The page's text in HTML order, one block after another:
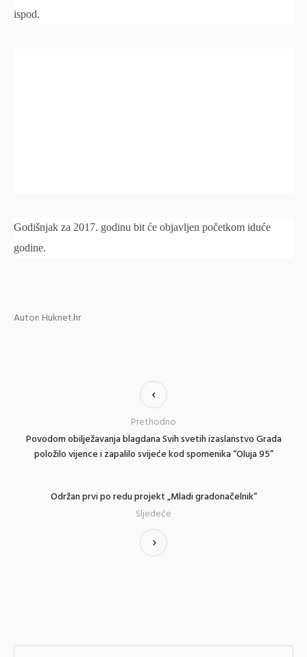
ispod.
Godišnjak za 2017. godinu bit će objavljen početkom iduće
godine.
Autor: Huknet.hr
Povodom obilježavanja blagdana Svih svetih izaslanstvo Grada
položilo vijence i zapalilo svijeće kod spomenika “Oluja 95”
Prethodno
Održan prvi po redu projekt „Mladi gradonačelnik“
Sljedeće